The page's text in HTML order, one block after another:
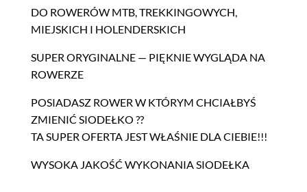
DO ROWERÓW MTB, TREKKINGOWYCH,
MIEJSKICH I HOLENDERSKICH
SUPER ORYGINALNE — PIĘKNIE WYGLĄDA NA
ROWERZE
POSIADASZ ROWER W KTÓRYM CHCIAŁBYŚ
ZMIENIĆ SIODEŁKO ??
TA SUPER OFERTA JEST WŁAŚNIE DLA CIEBIE!!!
WYSOKA JAKOŚĆ WYKONANIA SIODEŁKA